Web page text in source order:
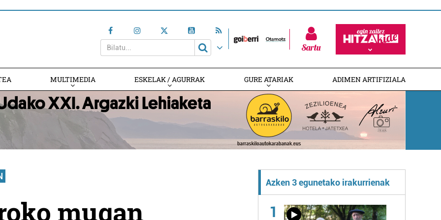
Sartu
MULTIMEDIA ESKELAK / AGURRAK GURE ATARIAK ADIMEN ARTIFIZIALA
mugan
Azken 3 egunetako irakurrienak
1